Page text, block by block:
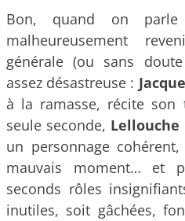
Bon, quand on
malheureusement
générale (ou sans
assez désastreuse :
à la ramasse, récite son
seule seconde, Lellouche
un personnage
mauvais moment… et
seconds rôles
inutiles, soit gâchées,